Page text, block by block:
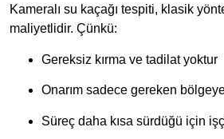
Kameralı su kaçağı tespiti, klasik
maliyetlidir. Çünkü:
Gereksiz kırma ve tadilat yoktur
Onarım sadece gereken bölgeye
Süreç daha kısa sürdüğü için